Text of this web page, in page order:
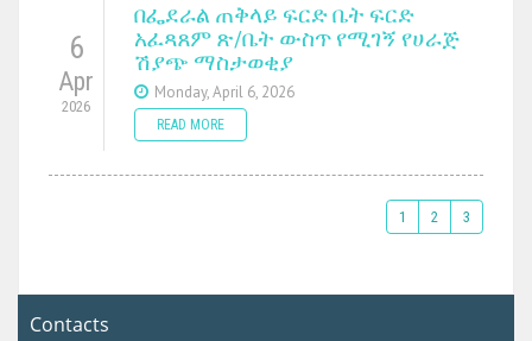
6
Apr
2026
በፌደራል ጠቅላይ ፍርድ ቤት ፍርድ
አፈጻጸም ጽ/ቤት ውስጥ የሚገኝ የሀራጅ
ሽያጭ ማስታወቂያ
Monday, April 6, 2026
READ MORE
1 2 3
Contacts